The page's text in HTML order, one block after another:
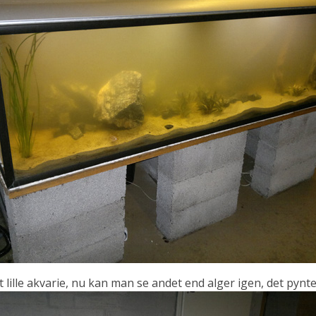
lille akvarie, nu kan man se andet end alger igen, det